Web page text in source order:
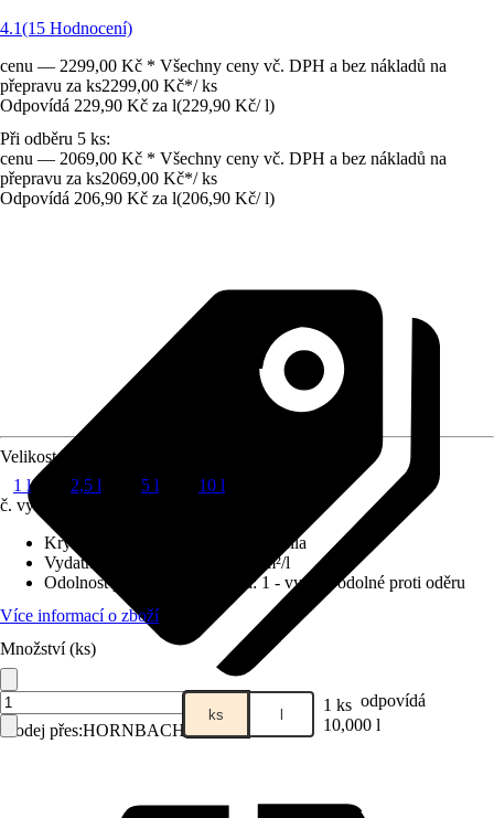
4.1(15 Hodnocení)
cenu — 2299,00 Kč * Všechny ceny vč. DPH a bez nákladů na
přepravu za ks2299,00 Kč*/ ks
Odpovídá 229,90 Kč za l(229,90 Kč/ l)
Při odběru 5 ks:
cenu — 2069,00 Kč * Všechny ceny vč. DPH a bez nákladů na
přepravu za ks2069,00 Kč*/ ks
Odpovídá 206,90 Kč za l(206,90 Kč/ l)
Prodej přes:HORNBACH
Velikost balení
1 l
2,5 l 5 l
10 l
č. výrobku
Krycí schopnost
2 - vysoká krycí síla
Vydatnost při jednom nátěru
6 m²/l
Odolnost proti otěru za mokra:1 - vysoce odolné proti oděru
Více informací o zboží
Množství (ks)
ks l 1 ks odpovídá
10,000 l